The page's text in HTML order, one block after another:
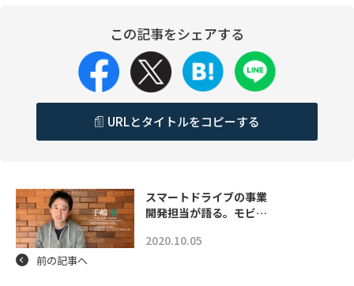
この記事をシェアする
URLとタイトルをコピーする
スマートドライブの事業
開発担当が語る。モビ…
2020.10.05
前の記事へ